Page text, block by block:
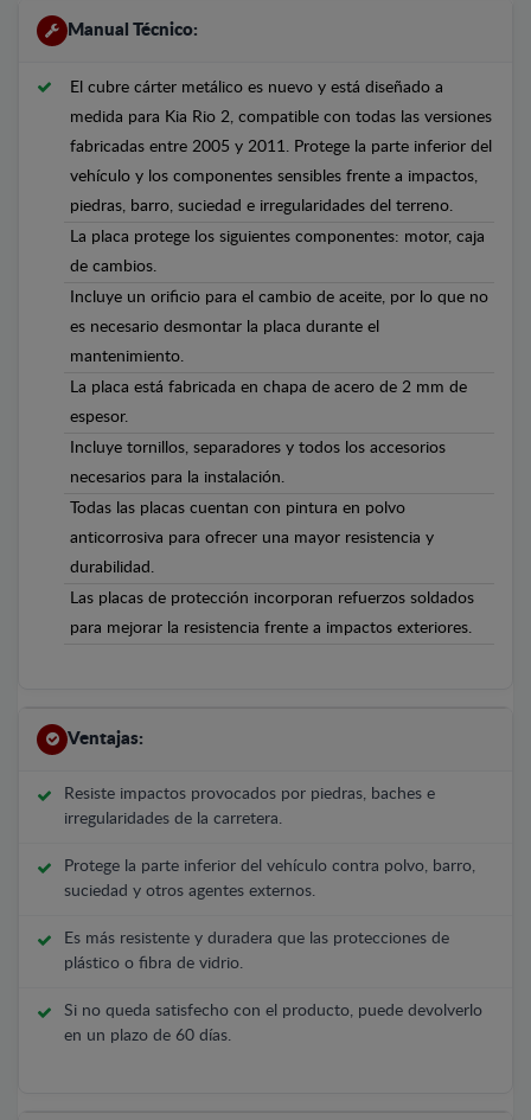
Manual Técnico:
El cubre cárter metálico es nuevo y está diseñado a
medida para Kia Rio 2, compatible con todas las versiones
fabricadas entre 2005 y 2011. Protege la parte inferior del
vehículo y los componentes sensibles frente a impactos,
piedras, barro, suciedad e irregularidades del terreno.
La placa protege los siguientes componentes: motor, caja
de cambios.
Incluye un orificio para el cambio de aceite, por lo que no
es necesario desmontar la placa durante el
mantenimiento.
La placa está fabricada en chapa de acero de 2 mm de
espesor.
Incluye tornillos, separadores y todos los accesorios
necesarios para la instalación.
Todas las placas cuentan con pintura en polvo
anticorrosiva para ofrecer una mayor resistencia y
durabilidad.
Las placas de protección incorporan refuerzos soldados
para mejorar la resistencia frente a impactos exteriores.
Ventajas:
Resiste impactos provocados por piedras, baches e
irregularidades de la carretera.
Protege la parte inferior del vehículo contra polvo, barro,
suciedad y otros agentes externos.
Es más resistente y duradera que las protecciones de
plástico o fibra de vidrio.
Si no queda satisfecho con el producto, puede devolverlo
en un plazo de 60 días.